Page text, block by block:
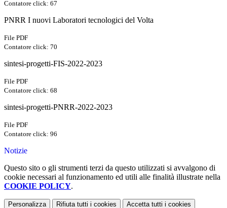
Contatore click: 67
PNRR I nuovi Laboratori tecnologici del Volta
File PDF
Contatore click: 70
sintesi-progetti-FIS-2022-2023
File PDF
Contatore click: 68
sintesi-progetti-PNRR-2022-2023
File PDF
Contatore click: 96
Notizie
Questo sito o gli strumenti terzi da questo utilizzati si avvalgono di
cookie necessari al funzionamento ed utili alle finalità illustrate nella
COOKIE POLICY.
Personalizza Rifiuta tutti i cookies Accetta tutti i cookies